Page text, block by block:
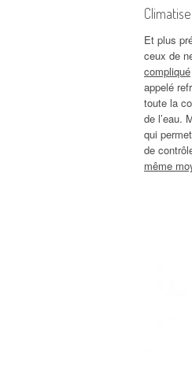
Et plus
ceux de
compliqué
appelé
toute la
de l’eau.
qui
de
même